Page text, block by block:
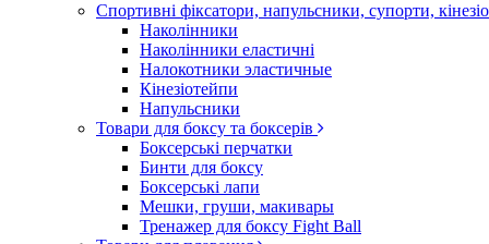
Спортивні фіксатори, напульсники, супорти,
Наколінники
Наколінники еластичні
Налокотники эластичные
Кінезіотейпи
Напульсники
Товари для боксу та боксерів
Боксерські перчатки
Бинти для боксу
Боксерські лапи
Мешки, груши, макивары
Тренажер для боксу Fight Ball